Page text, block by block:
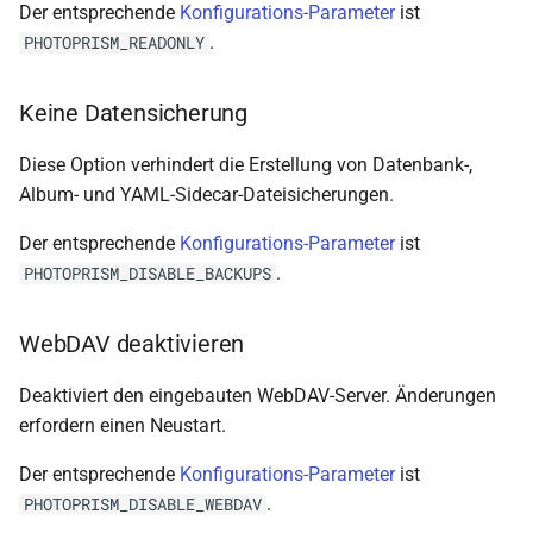
Vektorgrafiken deaktivieren
Der entsprechende Konfigurations-Parameterist
PHOTOPRISM_READONLY .
Keine Datensicherung
Diese Option verhindert die Erstellung von Datenbank-,
Album- und YAML-Sidecar-Dateisicherungen.
Der entsprechende Konfigurations-Parameterist
PHOTOPRISM_DISABLE_BACKUPS .
WebDAV deaktivieren
Deaktiviert den eingebauten WebDAV-Server. Änderungen
erfordern einen Neustart.
Der entsprechende Konfigurations-Parameterist
PHOTOPRISM_DISABLE_WEBDAV .